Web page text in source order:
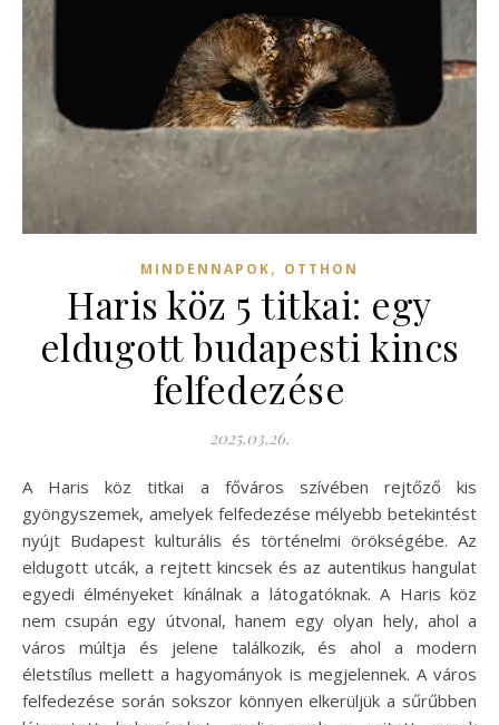
MINDENNAPOK, OTTHON
Haris köz 5 titkai: egy
eldugott budapesti kincs
felfedezése
2025.03.26.
A Haris köz titkai a főváros szívében rejtőző kis
gyöngyszemek, amelyek felfedezése mélyebb betekintést
nyújt Budapest kulturális és történelmi örökségébe. Az
eldugott utcák, a rejtett kincsek és az autentikus hangulat
egyedi élményeket kínálnak a látogatóknak. A Haris köz
nem csupán egy útvonal, hanem egy olyan hely, ahol a
város múltja és jelene találkozik, és ahol a modern
életstílus mellett a hagyományok is megjelennek. A város
felfedezése során sokszor könnyen elkerüljük a sűrűbben